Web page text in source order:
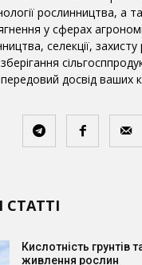
рослинництва, а
у сферах
селекції,
передовий досвід ваших
Кислотність грунтів
живлення рослин